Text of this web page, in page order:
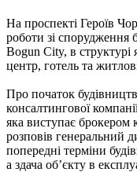
На проспекті Героїв
роботи зі спорудження
Bogun City, в
центр, готель та
Про початок
консалтингової
яка виступає
розповів генеральний
попередні терміни
а здача об’єкту в